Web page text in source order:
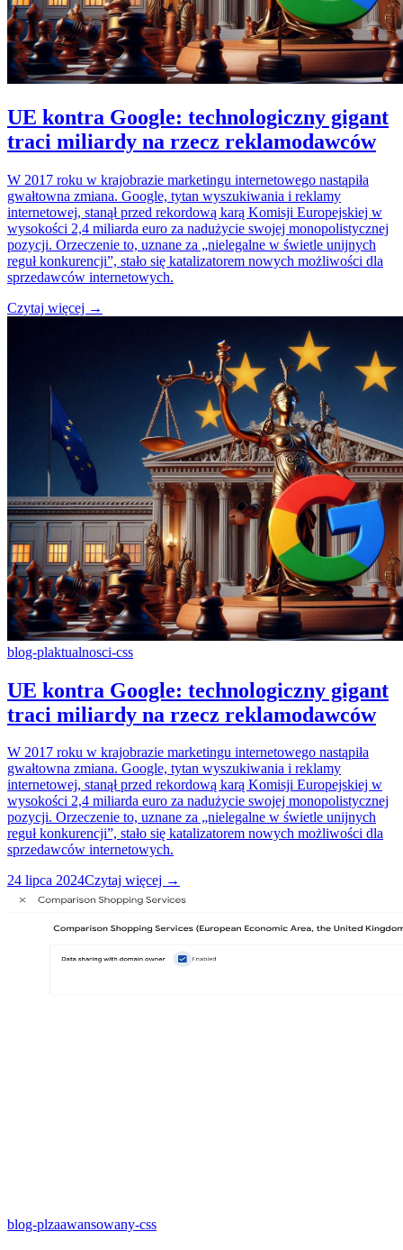
UE kontra Google: technologiczny gigant
traci miliardy na rzecz reklamodawców
W 2017 roku w krajobrazie marketingu internetowego nastąpiła
gwałtowna zmiana. Google, tytan wyszukiwania i reklamy
internetowej, stanął przed rekordową karą Komisji Europejskiej w
wysokości 2,4 miliarda euro za nadużycie swojej monopolistycznej
pozycji. Orzeczenie to, uznane za „nielegalne w świetle unijnych
reguł konkurencji”, stało się katalizatorem nowych możliwości dla
sprzedawców internetowych.
Czytaj więcej →
blog-plaktualnosci-css
UE kontra Google: technologiczny gigant
traci miliardy na rzecz reklamodawców
W 2017 roku w krajobrazie marketingu internetowego nastąpiła
gwałtowna zmiana. Google, tytan wyszukiwania i reklamy
internetowej, stanął przed rekordową karą Komisji Europejskiej w
wysokości 2,4 miliarda euro za nadużycie swojej monopolistycznej
pozycji. Orzeczenie to, uznane za „nielegalne w świetle unijnych
reguł konkurencji”, stało się katalizatorem nowych możliwości dla
sprzedawców internetowych.
24 lipca 2024Czytaj więcej →
blog-plzaawansowany-css